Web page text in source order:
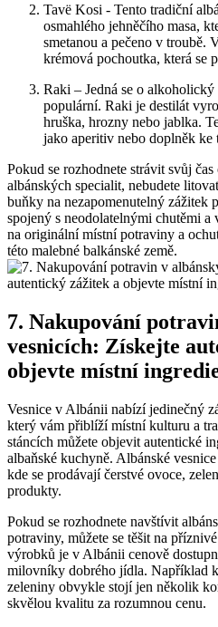
Tavë⁢ Kosi‍ -⁢ Tento ‍tradiční
osmahlého​ jehněčího masa,
⁣smetanou a pečeno ⁢v⁢ troubě.
krémová pochoutka, která ​se
Raki‍ – Jedná se o
populární. Raki je destilát
hruška, hrozny nebo jablka.
jako aperitiv nebo doplněk
Pokud se⁢ rozhodnete ‍strávit svůj
albánských specialit,⁢ nebudete
buňky na ‌nezapomenutelný ​zážitek
spojený ​s⁣ neodolatelnými chutěmi
na originální místní potraviny a
‌této ‌malebné balkánské země.
7. Nakupování
vesnicích: Získejte
‍objevte místní
Vesnice v Albánii nabízí‍ jedinečný
který vám přiblíží místní kulturu a
stáncích můžete ⁤objevit⁢ autentické
albaňské ​kuchyně. ⁢Albánské
kde se⁤ prodávají⁤ čerstvé ovoce,
produkty.
Pokud se ⁤rozhodnete navštívit⁤
potraviny, ⁢můžete se těšit na
výrobků ⁤je v Albánii cenově
‌milovníky dobrého jídla. Například
zeleniny‍ obvykle stojí jen několik
skvělou kvalitu‌ za rozumnou cenu.